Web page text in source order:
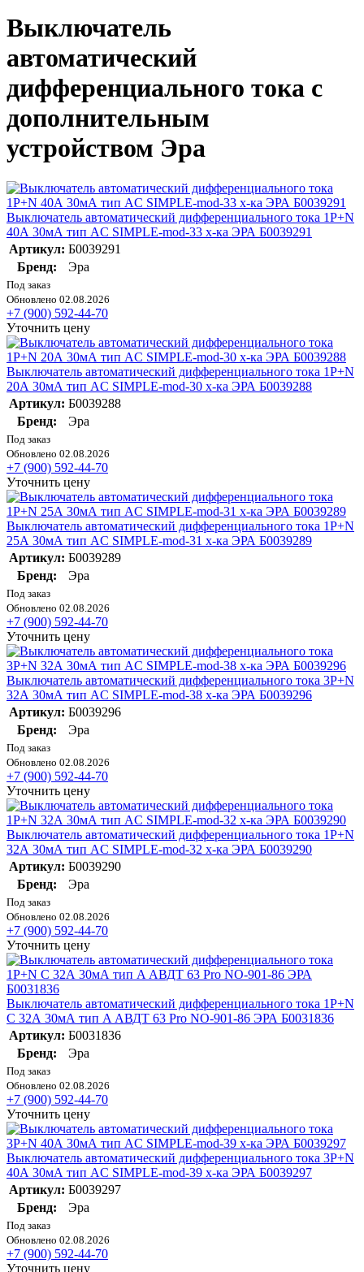
Выключатель
автоматический
дифференциального тока с
дополнительным
устройством Эра
Выключатель автоматический дифференциального тока 1P+N
40А 30мА тип AC SIMPLE-mod-33 х-ка ЭРА Б0039291
Артикул: Б0039291
Бренд:
Эра
Под заказ
Обновлено 02.08.2026
+7 (900) 592-44-70
Уточнить цену
Выключатель автоматический дифференциального тока 1P+N
20А 30мА тип AC SIMPLE-mod-30 х-ка ЭРА Б0039288
Артикул: Б0039288
Бренд:
Эра
Под заказ
Обновлено 02.08.2026
+7 (900) 592-44-70
Уточнить цену
Выключатель автоматический дифференциального тока 1P+N
25А 30мА тип AC SIMPLE-mod-31 х-ка ЭРА Б0039289
Артикул: Б0039289
Бренд:
Эра
Под заказ
Обновлено 02.08.2026
+7 (900) 592-44-70
Уточнить цену
Выключатель автоматический дифференциального тока 3P+N
32А 30мА тип AC SIMPLE-mod-38 х-ка ЭРА Б0039296
Артикул: Б0039296
Бренд:
Эра
Под заказ
Обновлено 02.08.2026
+7 (900) 592-44-70
Уточнить цену
Выключатель автоматический дифференциального тока 1P+N
32А 30мА тип AC SIMPLE-mod-32 х-ка ЭРА Б0039290
Артикул: Б0039290
Бренд:
Эра
Под заказ
Обновлено 02.08.2026
+7 (900) 592-44-70
Уточнить цену
Выключатель автоматический дифференциального тока 1P+N
C 32А 30мА тип A АВДТ 63 Pro NO-901-86 ЭРА Б0031836
Артикул: Б0031836
Бренд:
Эра
Под заказ
Обновлено 02.08.2026
+7 (900) 592-44-70
Уточнить цену
Выключатель автоматический дифференциального тока 3P+N
40А 30мА тип AC SIMPLE-mod-39 х-ка ЭРА Б0039297
Артикул: Б0039297
Бренд:
Эра
Под заказ
Обновлено 02.08.2026
+7 (900) 592-44-70
Уточнить цену